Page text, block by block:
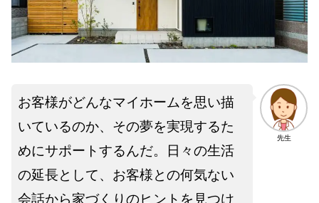
先生
お客様がどんなマイホームを思い描
いているのか、その夢を実現するた
めにサポートするんだ。日々の生活
の延長として、お客様との何気ない
会話から家づくりのヒントを見つけ